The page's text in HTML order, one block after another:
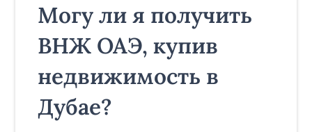
Могу ли я получить
ВНЖ ОАЭ, купив
недвижимость в
Дубае?